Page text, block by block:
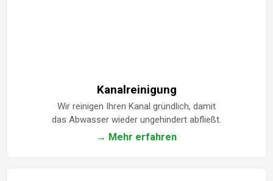
Kanalreinigung
Wir reinigen Ihren Kanal gründlich, damit
das Abwasser wieder ungehindert abfließt.
→ Mehr erfahren